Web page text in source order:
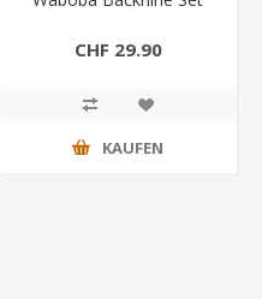
CHF 29.90
KAUFEN